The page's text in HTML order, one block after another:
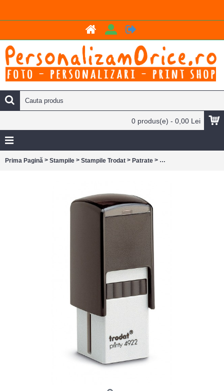
0 produs(e) - 0,00 Lei
Prima Pagină > Stampile > Stampile Trodat > Patrate > Stampila Trodat